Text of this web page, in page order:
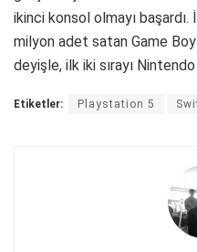
ikinci konsol olmayı başardı.
milyon adet satan Game
deyişle, ilk iki sırayı
Etiketler: Playstation 5